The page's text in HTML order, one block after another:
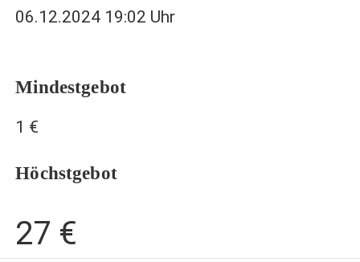
06.12.2024 19:02 Uhr
Mindestgebot
1 €
Höchstgebot
27 €